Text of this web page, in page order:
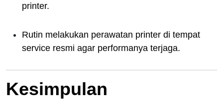
printer.
Rutin melakukan perawatan printer di tempat
service resmi agar performanya terjaga.
Kesimpulan